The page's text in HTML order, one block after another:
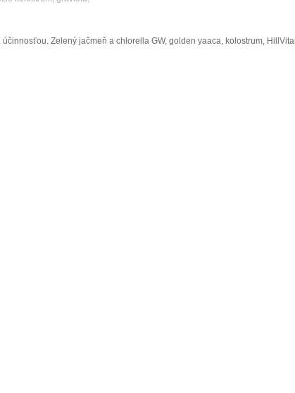
Zelený jačmeň a chlorella GW, golden yaaca, kolostrum, HillVital